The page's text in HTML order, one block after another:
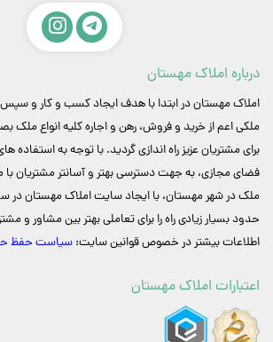
درباره املاک مهستان
املاک مهستان در ابتدا با هدف ایجاد کسب و کار و سپس
ملکی اعم از خرید و فروش، رهن و اجاره کلیه انواع
برای مشتریان عزیز راه اندازی گردید. با توجه به استفاده
فضای مجازی، به جهت دسترسی بهتر و آسانتر مشتریان
حدود بسیار زیادی راه را برای تعاملی بهتر بین مشاور و
اطلاعات بیشتر در خصوص قوانین سایت:سیاست حفظ
اعتبارات املاک مهستان